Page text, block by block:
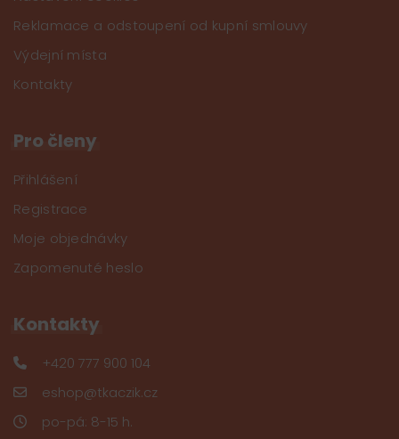
Reklamace a odstoupení od kupní smlouvy
Výdejní místa
Kontakty
Pro členy
Přihlášení
Registrace
Moje objednávky
Zapomenuté heslo
Kontakty
+420 777 900 104
eshop@tkaczik.cz
po-pá: 8-15 h.